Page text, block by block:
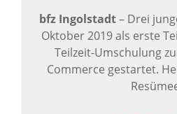
bfz Ingolstadt–Drei
Oktober 2019 als erste
Teilzeit-Umschulung
Commerce gestartet.